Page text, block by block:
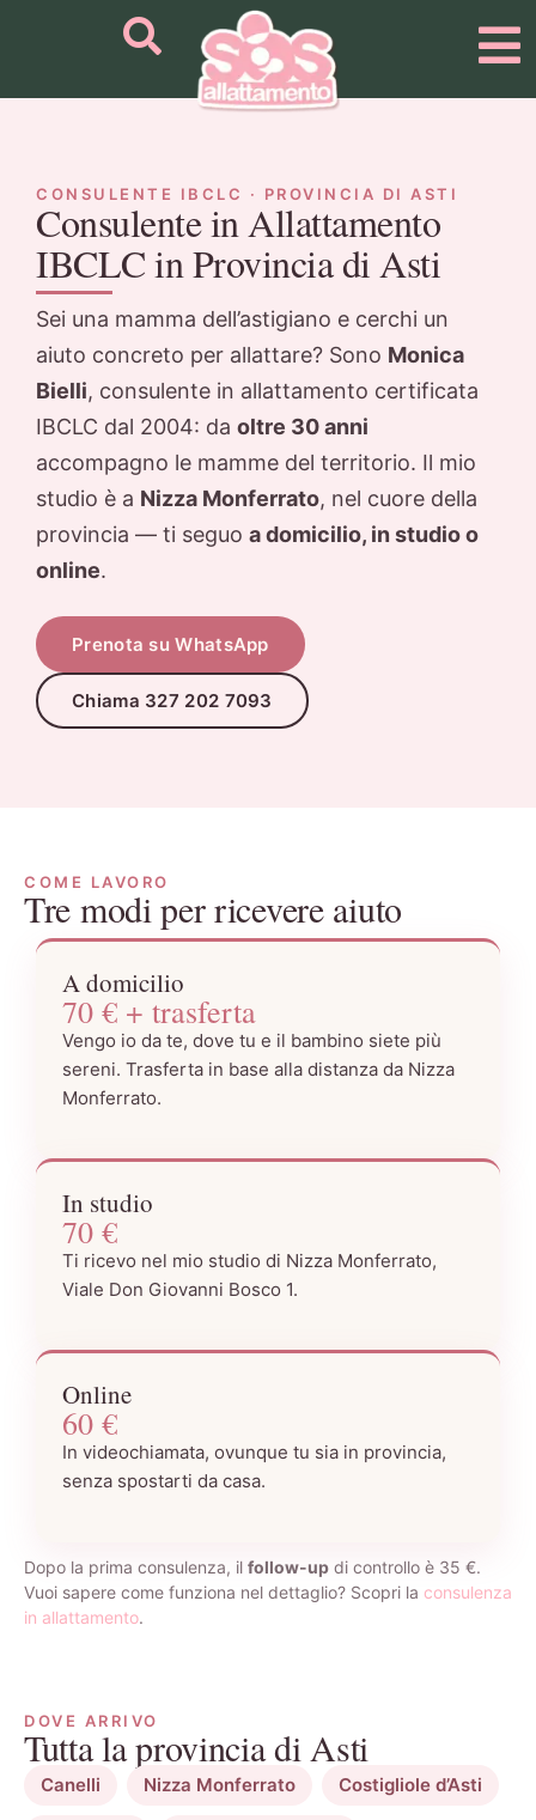
CONSULENTE IBCLC · PROVINCIA DI ASTI
Consulente in Allattamento
IBCLC in Provincia di Asti
Sei una mamma dell’astigiano e cerchi un
aiuto concreto per allattare? Sono Monica
Bielli, consulente in allattamento certificata
IBCLC dal 2004: da oltre 30 anni
accompagno le mamme del territorio. Il mio
studio è a Nizza Monferrato, nel cuore della
provincia — ti seguo a domicilio, in studio o
online.
Prenota su WhatsApp
Chiama 327 202 7093
COME LAVORO
Tre modi per ricevere aiuto
A domicilio
70 € + trasferta
Vengo io da te, dove tu e il bambino siete più
sereni. Trasferta in base alla distanza da Nizza
Monferrato.
In studio
70 €
Ti ricevo nel mio studio di Nizza Monferrato,
Viale Don Giovanni Bosco 1.
Online
60 €
In videochiamata, ovunque tu sia in provincia,
senza spostarti da casa.
Dopo la prima consulenza, il follow-up di controllo è 35 €.
Vuoi sapere come funziona nel dettaglio? Scopri la consulenza
in allattamento.
DOVE ARRIVO
Tutta la provincia di Asti
Canelli Nizza Monferrato Costigliole d’Asti